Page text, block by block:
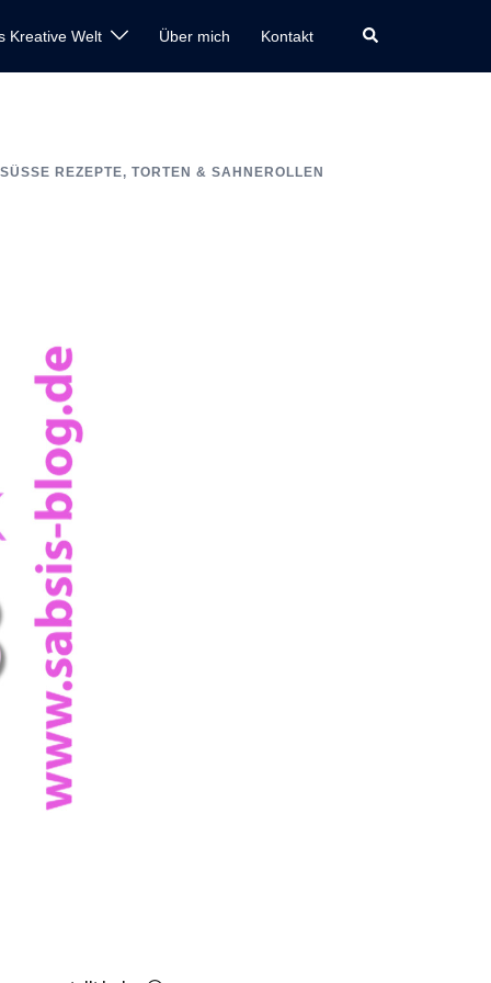
Kreative Welt Über mich Kontakt Suche
SÜSSE REZEPTE, TORTEN & SAHNEROLLEN